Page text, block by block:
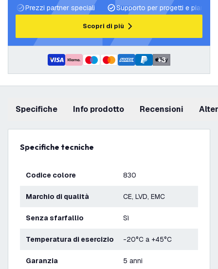
Prezzi partner speciali
Supporto per progetti e piani di
Scopri di più
+3
Specifiche info prodotto recensioni
Specifiche tecniche
Codice colore 830
Marchio di qualità CE, LVD, EMC
Senza sfarfallio Sì
Temperatura di esercizio -20°C a +45°C
Garanzia 5 anni